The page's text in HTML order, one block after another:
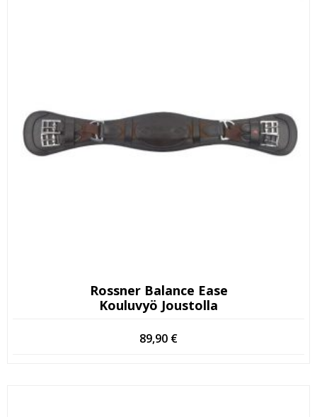
Rossner Balance Ease
Kouluvyö Joustolla
89,90 €